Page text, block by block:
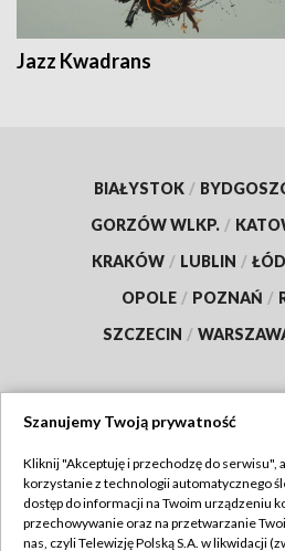
Jazz Kwadrans
BIAŁYSTOK /
GORZÓW WLKP. /
KRAKÓW / LUBLIN /
OPOLE / POZNAŃ /
SZCZECIN /
TVP
Abonament TVP
Regulamin
Szanujemy Twoją prywatność
Kliknij "Akceptuję i przechodzę do serwisu",
korzystanie z technologii automatycznego
dostęp do informacji na Twoim urządzeniu
przechowywanie oraz na przetwarzanie
nas, czyli Telewizję Polską S.A. w likwidacji